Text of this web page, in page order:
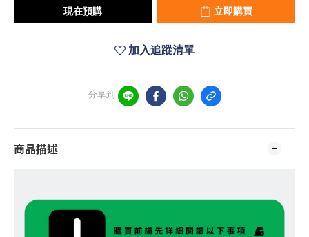
現在預購 立即購買
加入追蹤清單
分享到
商品描述